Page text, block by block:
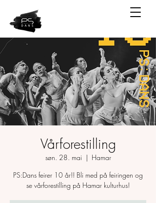
Vårforestilling
søn. 28. mai
  |
Hamar
PS:Dans feirer 10 år!! Bli med på feiringen og
se vårforestilling på Hamar kulturhus!